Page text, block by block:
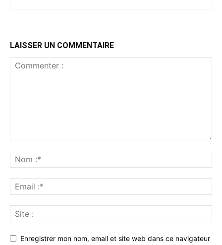
LAISSER UN COMMENTAIRE
Enregistrer mon nom, email et site web dans ce navigateur